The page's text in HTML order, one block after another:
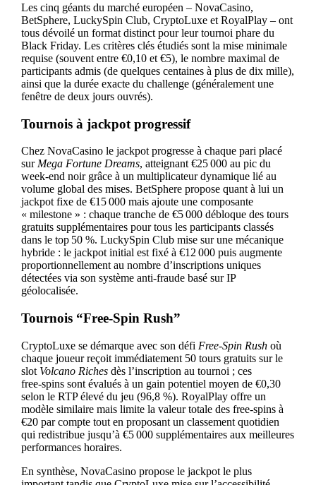
Les cinq géants du marché européen – NovaCasino,
BetSphere, LuckySpin Club, CryptoLuxe et RoyalPlay – ont
tous dévoilé un format distinct pour leur tournoi phare du
Black Friday. Les critères clés étudiés sont la mise minimale
requise (souvent entre €0,10 et €5), le nombre maximal de
participants admis (de quelques centaines à plus de dix mille),
ainsi que la durée exacte du challenge (généralement une
fenêtre de deux jours ouvrés).
Tournois à jackpot progressif
Chez NovaCasino le jackpot progresse à chaque pari placé
sur Mega Fortune Dreams, atteignant €25 000 au pic du
week‑end noir grâce à un multiplicateur dynamique lié au
volume global des mises. BetSphere propose quant à lui un
jackpot fixe de €15 000 mais ajoute une composante
« milestone » : chaque tranche de €5 000 débloque des tours
gratuits supplémentaires pour tous les participants classés
dans le top 50 %. LuckySpin Club mise sur une mécanique
hybride : le jackpot initial est fixé à €12 000 puis augmente
proportionnellement au nombre d’inscriptions uniques
détectées via son système anti‑fraude basé sur IP
géolocalisée.
Tournois “Free‑Spin Rush”
CryptoLuxe se démarque avec son défi Free‑Spin Rushoù
chaque joueur reçoit immédiatement 50 tours gratuits sur le
slot Volcano Richesdès l’inscription au tournoi ; ces
free‑spins sont évalués à un gain potentiel moyen de €0,30
selon le RTP élevé du jeu (96,8 %). RoyalPlay offre un
modèle similaire mais limite la valeur totale des free‑spins à
€20 par compte tout en proposant un classement quotidien
qui redistribue jusqu’à €5 000 supplémentaires aux meilleures
performances horaires.
En synthèse, NovaCasino propose le jackpot le plus